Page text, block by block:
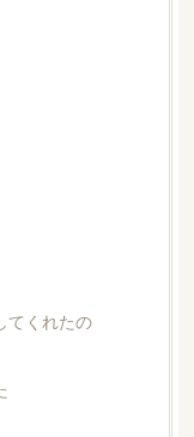
てくれたの